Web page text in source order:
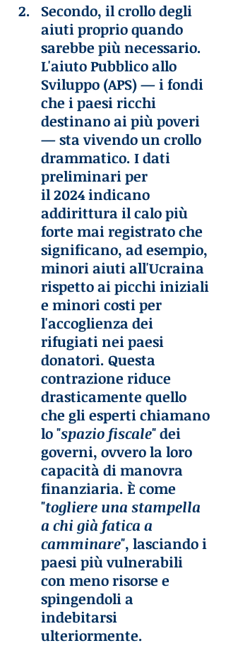
Secondo, il crollo degli
aiuti proprio quando
sarebbe più necessario.
L'aiuto Pubblico allo
Sviluppo (APS) — i fondi
che i paesi ricchi
destinano ai più poveri
— sta vivendo un crollo
drammatico. I dati
preliminari per
il 2024 indicano
addirittura il calo più
forte mai registrato che
significano, ad esempio,
minori aiuti all'Ucraina
rispetto ai picchi iniziali
e minori costi per
l'accoglienza dei
rifugiati nei paesi
donatori. Questa
contrazione riduce
drasticamente quello
che gli esperti chiamano
lo "spazio fiscale" dei
governi, ovvero la loro
capacità di manovra
finanziaria. È come
"togliere una stampella
a chi già fatica a
camminare", lasciando i
paesi più vulnerabili
con meno risorse e
spingendoli a
indebitarsi
ulteriormente.